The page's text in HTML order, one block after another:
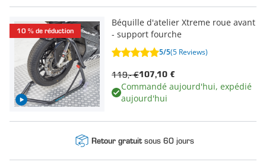
10 % de réduction
Béquille d'atelier Xtreme roue avant
- support fourche
5/5(5 Reviews)
107,10 €
119,- €
Commandé aujourd'hui, expédié
aujourd'hui
Retour gratuitsous 60 jours